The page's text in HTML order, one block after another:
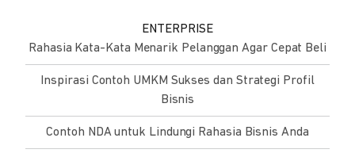
ENTERPRISE
Rahasia Kata-Kata Menarik Pelanggan Agar Cepat Beli
Inspirasi Contoh UMKM Sukses dan Strategi Profil
Bisnis
Contoh NDA untuk Lindungi Rahasia Bisnis Anda